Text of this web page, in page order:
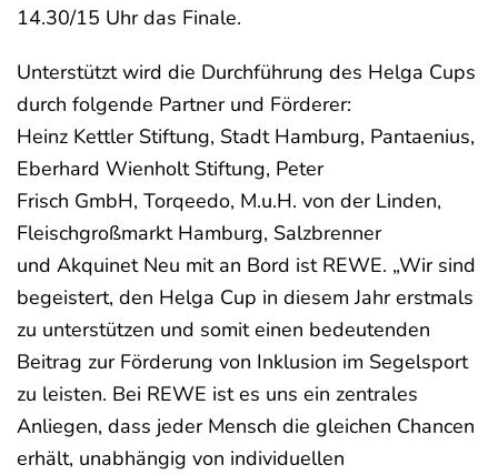
14.30/15 Uhr das Finale.
Unterstützt wird die Durchführung des Helga Cups
durch folgende Partner und Förderer:
Heinz Kettler Stiftung, Stadt Hamburg, Pantaenius,
Eberhard Wienholt Stiftung, Peter
Frisch GmbH, Torqeedo, M.u.H. von der Linden,
Fleischgroßmarkt Hamburg, Salzbrenner
und Akquinet Neu mit an Bord ist REWE. „Wir sind
begeistert, den Helga Cup in diesem Jahr erstmals
zu unterstützen und somit einen bedeutenden
Beitrag zur Förderung von Inklusion im Segelsport
zu leisten. Bei REWE ist es uns ein zentrales
Anliegen, dass jeder Mensch die gleichen Chancen
erhält, unabhängig von individuellen